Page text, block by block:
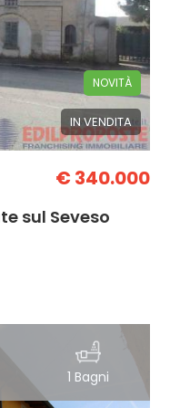
IN VENDITA
NOVITÀ
€ 340.000
sul Seveso
1 Bagni